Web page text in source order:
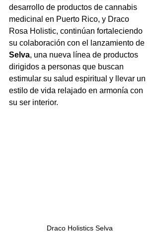
desarrollo de productos de cannabis
medicinal en Puerto Rico, y Draco
Rosa Holistic, continúan fortaleciendo
su colaboración con el lanzamiento de
Selva, una nueva línea de productos
dirigidos a personas que buscan
estimular su salud espiritual y llevar un
estilo de vida relajado en armonía con
su ser interior.
Draco Holistics Selva